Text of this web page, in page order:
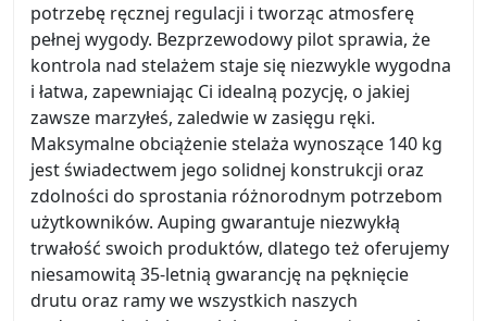
potrzebę ręcznej regulacji i tworząc atmosferę
pełnej wygody. Bezprzewodowy pilot sprawia, że
kontrola nad stelażem staje się niezwykle wygodna
i łatwa, zapewniając Ci idealną pozycję, o jakiej
zawsze marzyłeś, zaledwie w zasięgu ręki.
Maksymalne obciążenie stelaża wynoszące 140 kg
jest świadectwem jego solidnej konstrukcji oraz
zdolności do sprostania różnorodnym potrzebom
użytkowników. Auping gwarantuje niezwykłą
trwałość swoich produktów, dlatego też oferujemy
niesamowitą 35-letnią gwarancję na pęknięcie
drutu oraz ramy we wszystkich naszych